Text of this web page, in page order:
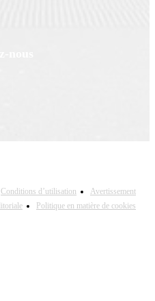
Conditions d’utilisation
Avertissement
Politique en matière de cookies